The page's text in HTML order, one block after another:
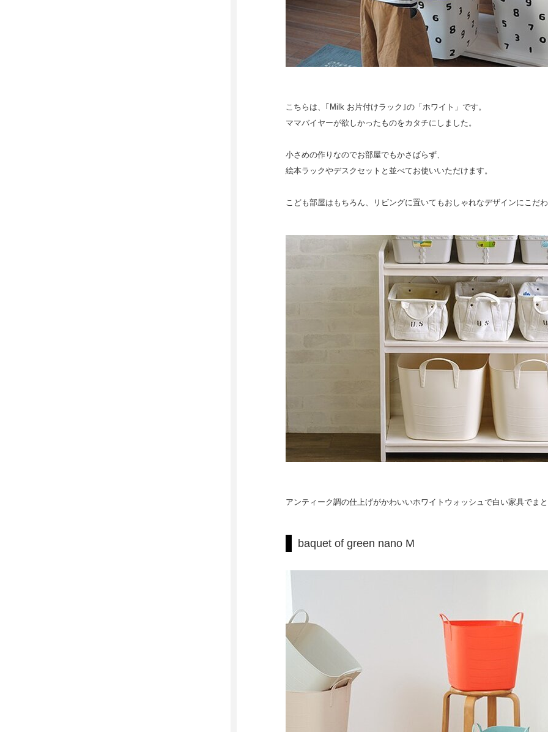
こちらは、｢Milk お片付けラック｣の「ホワイト」です。
ママバイヤーが欲しかったものをカタチにしました。
小さめの作りなのでお部屋でもかさばらず、
絵本ラックやデスクセットと並べてお使いいただけます。
こども部屋はもちろん、リビングに置いてもおしゃれなデザインにこだ
アンティーク調の仕上げがかわいいホワイトウォッシュで白い家具でま
baquet of green nano M